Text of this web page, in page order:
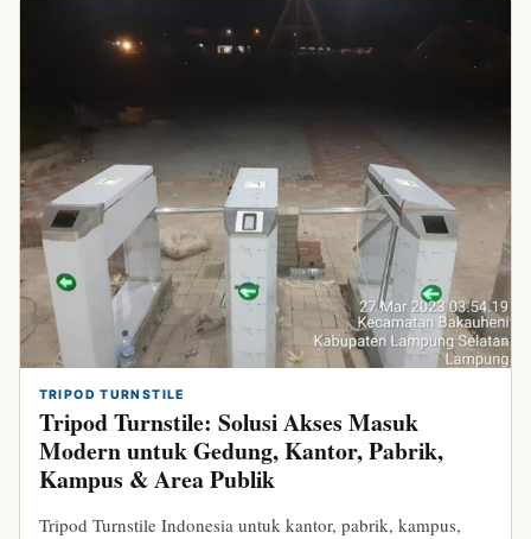
TRIPOD TURNSTILE
Tripod Turnstile: Solusi Akses Masuk
Modern untuk Gedung, Kantor, Pabrik,
Kampus & Area Publik
Tripod Turnstile Indonesia untuk kantor, pabrik, kampus,